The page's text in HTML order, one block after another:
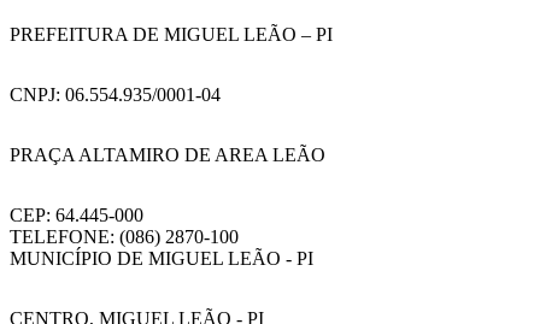
PREFEITURA DE MIGUEL LEÃO – PI
CNPJ: 06.554.935/0001-04
PRAÇA ALTAMIRO DE AREA LEÃO
CEP: 64.445-000
TELEFONE: (086) 2870-100
MUNICÍPIO DE MIGUEL LEÃO - PI
CENTRO, MIGUEL LEÃO - PI